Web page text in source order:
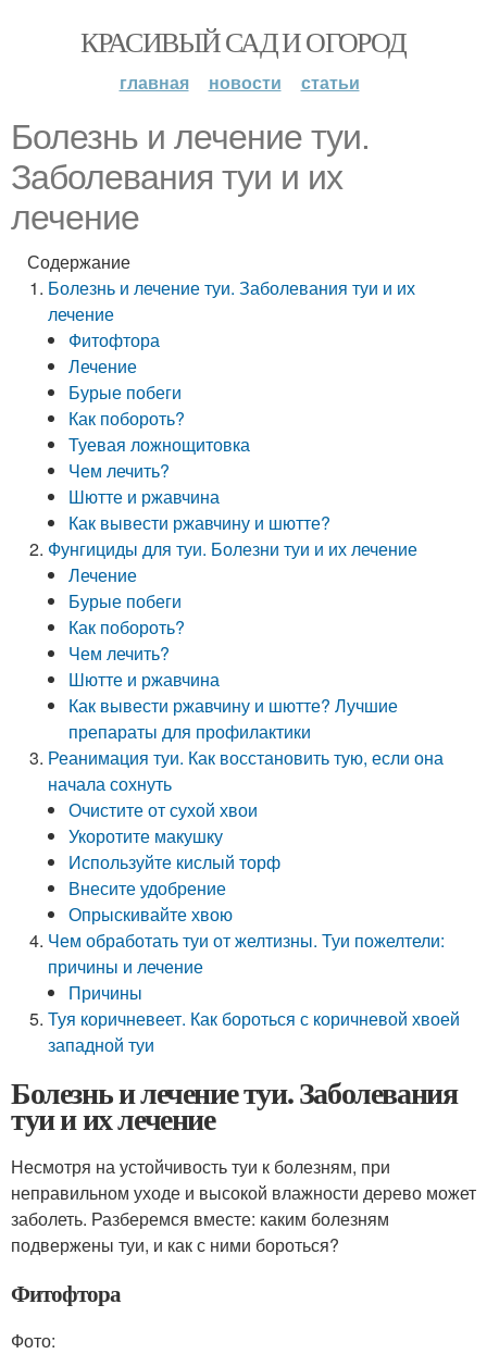
КРАСИВЫЙ САД И ОГОРОД
главная новости статьи
Болезнь и лечение туи.
Заболевания туи и их
лечение
Содержание
Болезнь и лечение туи. Заболевания туи и их
лечение
Фитофтора
Лечение
Бурые побеги
Как побороть?
Туевая ложнощитовка
Чем лечить?
Шютте и ржавчина
Как вывести ржавчину и шютте?
Фунгициды для туи. Болезни туи и их лечение
Лечение
Бурые побеги
Как побороть?
Чем лечить?
Шютте и ржавчина
Как вывести ржавчину и шютте? Лучшие
препараты для профилактики
Реанимация туи. Как восстановить тую, если она
начала сохнуть
Очистите от сухой хвои
Укоротите макушку
Используйте кислый торф
Внесите удобрение
Опрыскивайте хвою
Чем обработать туи от желтизны. Туи пожелтели:
причины и лечение
Причины
Туя коричневеет. Как бороться с коричневой хвоей
западной туи
Болезнь и лечение туи. Заболевания
туи и их лечение
Несмотря на устойчивость туи к болезням, при
неправильном уходе и высокой влажности дерево может
заболеть. Разберемся вместе: каким болезням
подвержены туи, и как с ними бороться?
Фитофтора
Фото: